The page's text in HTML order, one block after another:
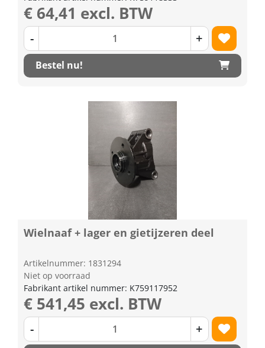
€ 64,41 excl. BTW
- +
Bestel nu!
Wielnaaf + lager en gietijzeren deel
Artikelnummer: 1831294
Niet op voorraad
Fabrikant artikel nummer: K759117952
€ 541,45 excl. BTW
- +